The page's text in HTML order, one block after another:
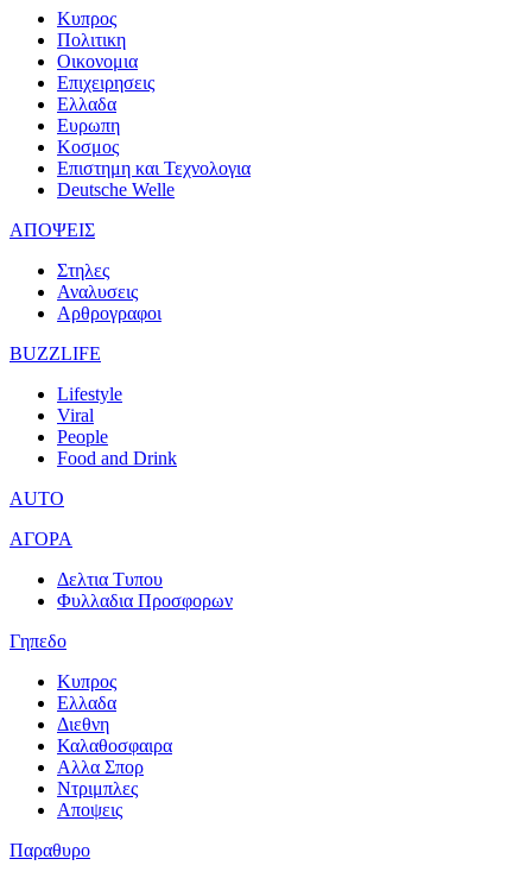
Κυπρος
Πολιτικη
Οικονομια
Επιχειρησεις
Ελλαδα
Ευρωπη
Κοσμος
Επιστημη και Τεχνολογια
Deutsche Welle
ΑΠΟΨΕΙΣ
Στηλες
Αναλυσεις
Αρθρογραφοι
BUZZLIFE
Lifestyle
Viral
People
Food and Drink
AUTO
ΑΓΟΡΑ
Δελτια Τυπου
Φυλλαδια Προσφορων
Γηπεδο
Κυπρος
Ελλαδα
Διεθνη
Καλαθοσφαιρα
Αλλα Σπορ
Ντριμπλες
Αποψεις
Παραθυρο